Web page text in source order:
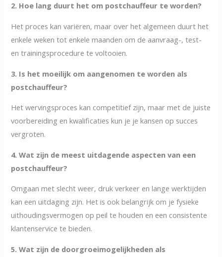
2. Hoe lang duurt het om postchauffeur te worden?
Het proces kan variëren, maar over het algemeen duurt het
enkele weken tot enkele maanden om de aanvraag-, test-
en trainingsprocedure te voltooien.
3. Is het moeilijk om aangenomen te worden als
postchauffeur?
Het wervingsproces kan competitief zijn, maar met de juiste
voorbereiding en kwalificaties kun je je kansen op succes
vergroten.
4. Wat zijn de meest uitdagende aspecten van een
postchauffeur?
Omgaan met slecht weer, druk verkeer en lange werktijden
kan een uitdaging zijn. Het is ook belangrijk om je fysieke
uithoudingsvermogen op peil te houden en een consistente
klantenservice te bieden.
5. Wat zijn de doorgroeimogelijkheden als